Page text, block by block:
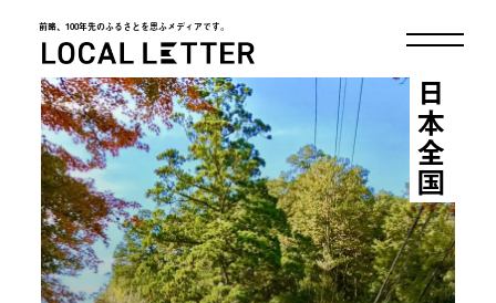
前略、100年先のふるさとを思ふメディアです。
LOCAL LETTER
日本全国